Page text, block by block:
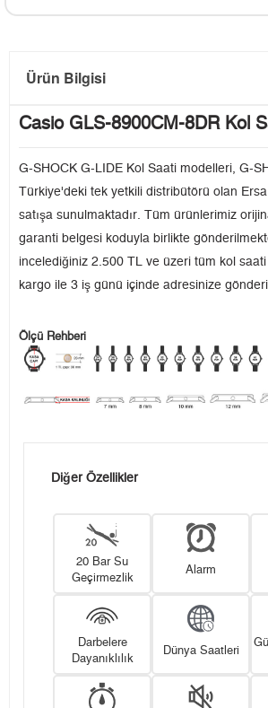
Ürün Bilgisi
Casio GLS-8900CM-8DR Kol
G-SHOCK G-LIDE Kol Saati modelleri, G-
Türkiye'deki tek yetkili distribütörü olan
satışa sunulmaktadır. Tüm ürünlerimiz
garanti belgesi koduyla birlikte
incelediğiniz 2.500 TL ve üzeri tüm kol
kargo ile 3 iş günü içinde adresinize
Ölçü Rehberi
Diğer Özellikler
20 Bar Su
Geçirmezlik
Alarm
Darbelere
Dayanıklılık
Dünya Saatleri